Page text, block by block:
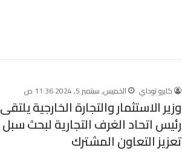
كايرو توداي الخميس, سبتمبر 5, 2024 11:36 ص
وزير الاستثمار والتجارة الخارجية يلتقى
رئيس اتحاد الغرف التجارية لبحث سبل
تعزيز التعاون المشترك